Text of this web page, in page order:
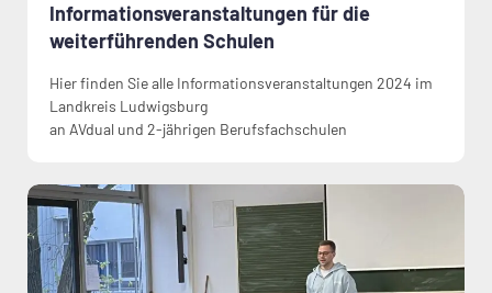
Informationsveranstaltungen für die
weiterführenden Schulen
Hier finden Sie alle Informationsveranstaltungen 2024 im
Landkreis Ludwigsburg
an AVdual und 2-jährigen Berufsfachschulen